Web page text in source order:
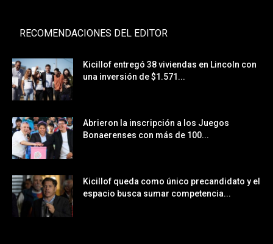
RECOMENDACIONES DEL EDITOR
Kicillof entregó 38 viviendas en Lincoln con
una inversión de $1.571...
Abrieron la inscripción a los Juegos
Bonaerenses con más de 100...
Kicillof queda como único precandidato y el
espacio busca sumar competencia...